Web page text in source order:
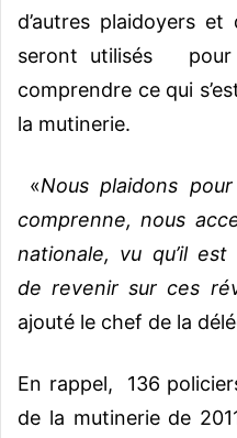
d’autres plaidoyers
seront utilisés pour
comprendre ce qui
la mutinerie.
«Nous plaidons
comprenne, nous
nationale, vu qu’il
de revenir sur ces
ajouté le chef de la
En rappel, 136
de la mutinerie de